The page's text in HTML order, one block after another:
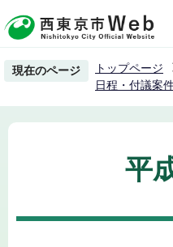
の
ー現在のページ トップページ
日程・付議案
平